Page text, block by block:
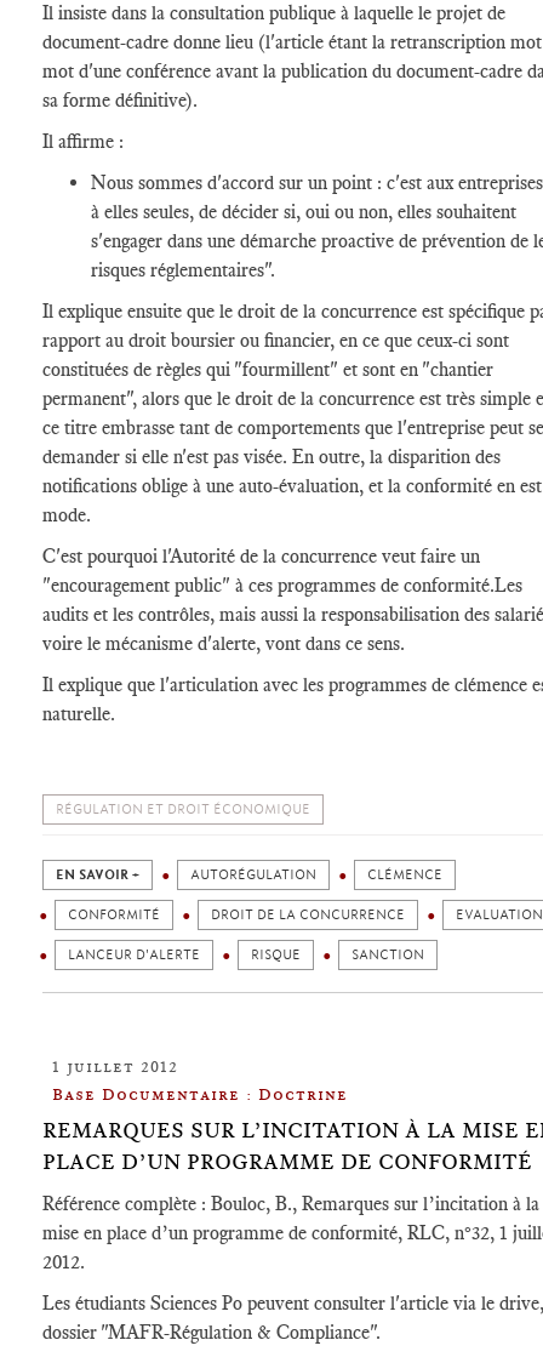
Il insiste dans la consultation publique à laquelle le projet de
document-cadre donne lieu (l'article étant la retranscription
mot d'une conférence avant la publication du document-cadre
sa forme définitive).
Il affirme :
Nous sommes d'accord sur un point : c'est aux
à elles seules, de décider si, oui ou non, elles souhaitent
s'engager dans une démarche proactive de prévention de
risques réglementaires".
Il explique ensuite que le droit de la concurrence est spécifique
rapport au droit boursier ou financier, en ce que ceux-ci sont
constituées de règles qui "fourmillent" et sont en "chantier
permanent", alors que le droit de la concurrence est très simple
ce titre embrasse tant de comportements que l'entreprise peut se
demander si elle n'est pas visée. En outre, la disparition des
notifications oblige à une auto-évaluation, et la conformité en
mode.
C'est pourquoi l'Autorité de la concurrence veut faire un
"encouragement public" à ces programmes de conformité.Les
audits et les contrôles, mais aussi la responsabilisation des
voire le mécanisme d'alerte, vont dans ce sens.
Il explique que l'articulation avec les programmes de clémence
naturelle.
RÉGULATION ET DROIT ÉCONOMIQUE
EN SAVOIR + AUTORÉGULATION CLÉMENCE
CONFORMITÉ DROIT DE LA CONCURRENCE EVALUATION
LANCEUR D'ALERTE RISQUE SANCTION
1 juillet 2012
Base Documentaire : Doctrine
REMARQUES SUR L’INCITATION À LA MISE
PLACE D’UN PROGRAMME DE CONFORMITÉ
Référence complète : Bouloc, B., Remarques sur l’incitation à la
mise en place d’un programme de conformité, RLC, n°32, 1
2012.
Les étudiants Sciences Po peuvent consulter l'article via le drive,
dossier "MAFR-Régulation & Compliance".